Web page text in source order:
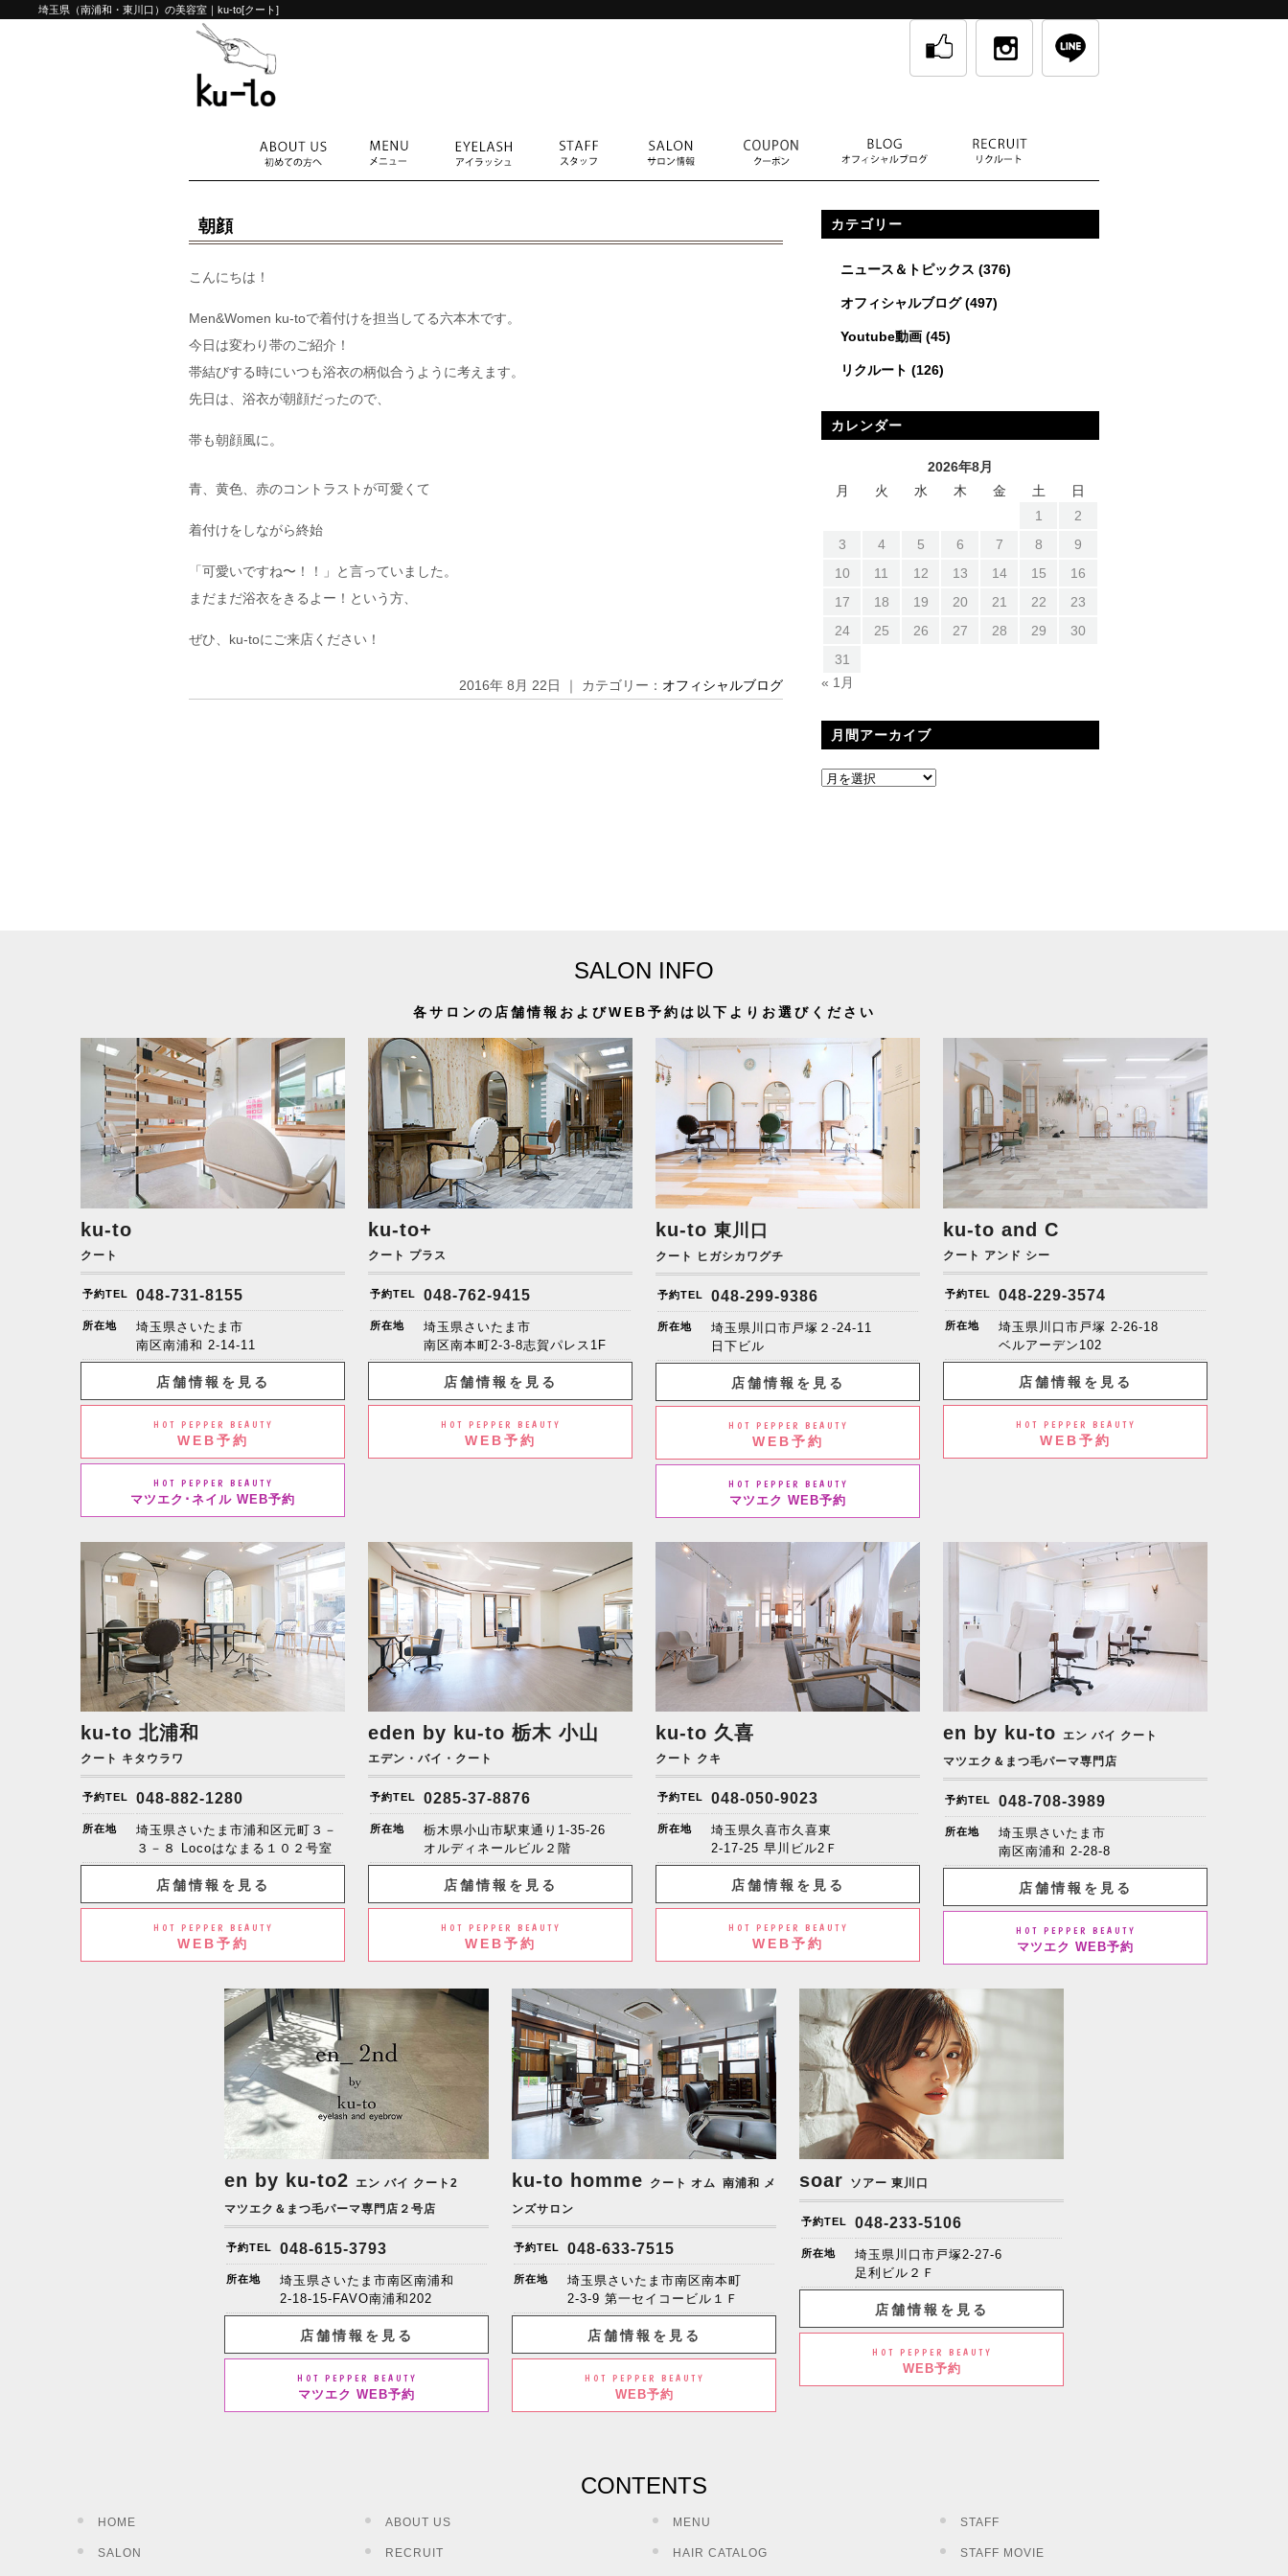
埼玉県（南浦和・東川口）の美容室｜ku-to[クート]
朝顔
こんにちは！
Men&Women ku-toで着付けを担当してる六本木です。
今日は変わり帯のご紹介！
帯結びする時にいつも浴衣の柄似合うように考えます。
先日は、浴衣が朝顔だったので、
帯も朝顔風に。
青、黄色、赤のコントラストが可愛くて
着付けをしながら終始
「可愛いですね〜！！」と言っていました。
まだまだ浴衣をきるよー！という方、
ぜひ、ku-toにご来店ください！
2016年 8月 22日 ｜ カテゴリー： オフィシャルブログ
カテゴリー
ニュース＆トピックス (376)
オフィシャルブログ(497)
Youtube動画 (45)
リクルート (126)
カレンダー
2026年8月
月
火 水 木 金 土
日
1
2
3
4 5 6 7 8
9
10
11 12 13 14 15
16
17
18 19 20 21 22
23
24
25 26 27 28 29
30
31
« 1月
月間アーカイブ
SALON INFO
各サロンの店舗情報およびWEB予約は以下よりお選びください
ku-to
クート
予約TEL 048-731-8155
所在地
埼玉県さいたま市
南区南浦和 2-14-11
店舗情報を見る
HOT PEPPER BEAUTY
WEB予約
HOT PEPPER BEAUTY
マツエク･ネイル WEB予約
ku-to+
クート プラス
予約TEL 048-762-9415
所在地
埼玉県さいたま市
南区南本町2-3-8志賀パレス1F
店舗情報を見る
HOT PEPPER BEAUTY
WEB予約
ku-to 東川口
クート ヒガシカワグチ
予約TEL 048-299-9386
所在地
埼玉県川口市戸塚２-24-11
日下ビル
店舗情報を見る
HOT PEPPER BEAUTY
WEB予約
HOT PEPPER BEAUTY
マツエク WEB予約
ku-to and C
クート アンド シー
予約TEL 048-229-3574
所在地
埼玉県川口市戸塚 2-26-18
ベルアーデン102
店舗情報を見る
HOT PEPPER BEAUTY
WEB予約
ku-to 北浦和
クート キタウラワ
予約TEL 048-882-1280
所在地
埼玉県さいたま市浦和区元町３－
３－８ Locoはなまる１０２号室
店舗情報を見る
HOT PEPPER BEAUTY
WEB予約
eden by ku-to 栃木 小山
エデン・バイ・クート
予約TEL 0285-37-8876
所在地
栃木県小山市駅東通り1-35-26
オルディネールビル２階
店舗情報を見る
HOT PEPPER BEAUTY
WEB予約
ku-to 久喜
クート クキ
予約TEL 048-050-9023
所在地
埼玉県久喜市久喜東
2-17-25 早川ビル2Ｆ
店舗情報を見る
HOT PEPPER BEAUTY
WEB予約
en by ku-to
エン バイ クート
マツエク＆まつ毛パーマ専門店
予約TEL 048-708-3989
所在地
埼玉県さいたま市
南区南浦和 2-28-8
店舗情報を見る
HOT PEPPER BEAUTY
マツエク WEB予約
en by ku-to2
エン バイ クート2
マツエク＆まつ毛パーマ専門店２号店
予約TEL 048-615-3793
所在地
埼玉県さいたま市南区南浦和
2-18-15-FAVO南浦和202
店舗情報を見る
HOT PEPPER BEAUTY
マツエク WEB予約
ku-to homme クート オム 南浦和 メ
ンズサロン
予約TEL 048-633-7515
所在地
埼玉県さいたま市南区南本町
2-3-9 第一セイコービル１Ｆ
店舗情報を見る
HOT PEPPER BEAUTY
WEB予約
soar ソアー 東川口
予約TEL 048-233-5106
所在地
埼玉県川口市戸塚2-27-6
足利ビル２Ｆ
店舗情報を見る
HOT PEPPER BEAUTY
WEB予約
CONTENTS
HOME ABOUT US MENU STAFF
SALON RECRUIT HAIR CATALOG STAFF MOVIE